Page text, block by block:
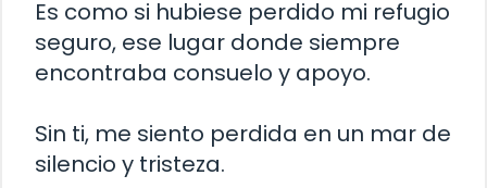
Es como si hubiese perdido mi refugio
seguro, ese lugar donde siempre
encontraba consuelo y apoyo.
Sin ti, me siento perdida en un mar de
silencio y tristeza.